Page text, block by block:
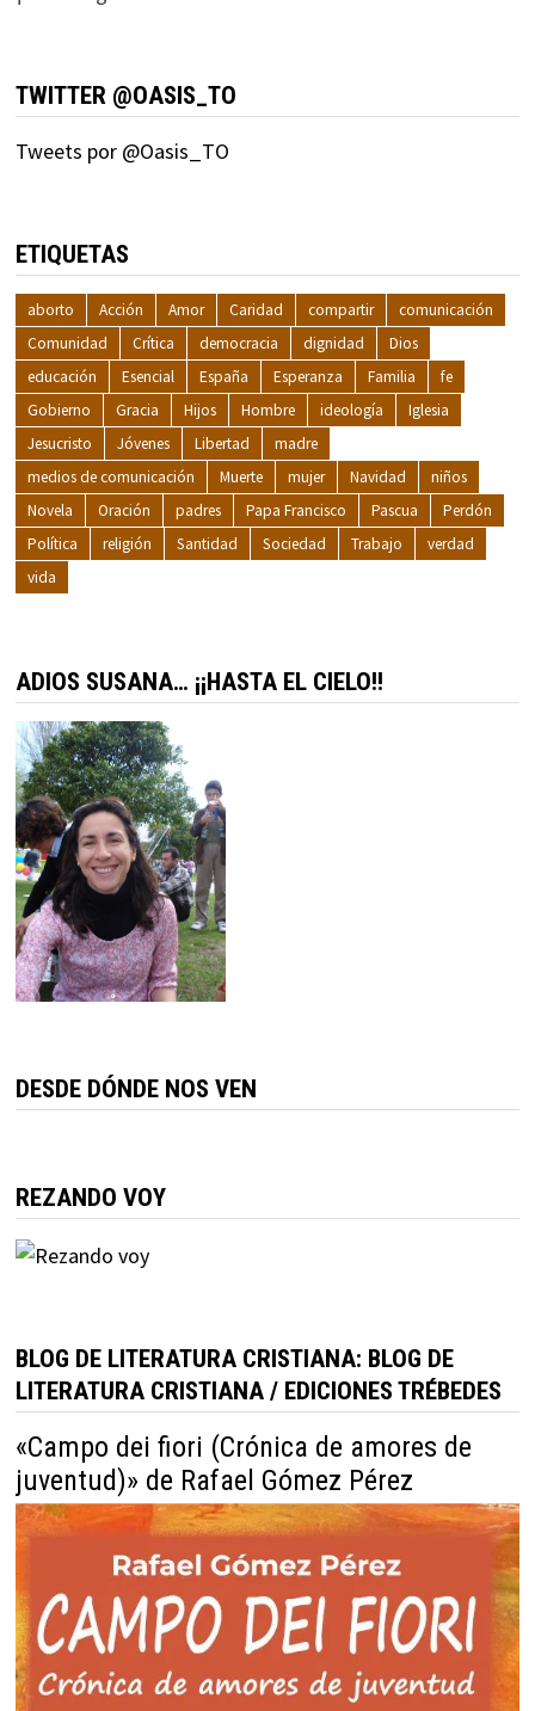
TWITTER @OASIS_TO
Tweets por @Oasis_TO
ETIQUETAS
aborto Acción Amor Caridad compartir
comunicación
Comunidad
Crítica democracia dignidad
Dios
educación
Esencial España Esperanza Familia
fe
Gobierno
Gracia Hijos Hombre ideología
Iglesia
Jesucristo
Jóvenes Libertad
madre
medios de comunicación
Muerte mujer Navidad
niños
Novela
Oración padres Papa Francisco Pascua
Perdón
Política
religión Santidad Sociedad Trabajo
verdad
vida
ADIOS SUSANA… ¡¡HASTA EL CIELO!!
DESDE DÓNDE NOS VEN
REZANDO VOY
BLOG DE LITERATURA CRISTIANA: BLOG DE
LITERATURA CRISTIANA / EDICIONES TRÉBEDES
«Campo dei fiori (Crónica de amores de
juventud)» de Rafael Gómez Pérez